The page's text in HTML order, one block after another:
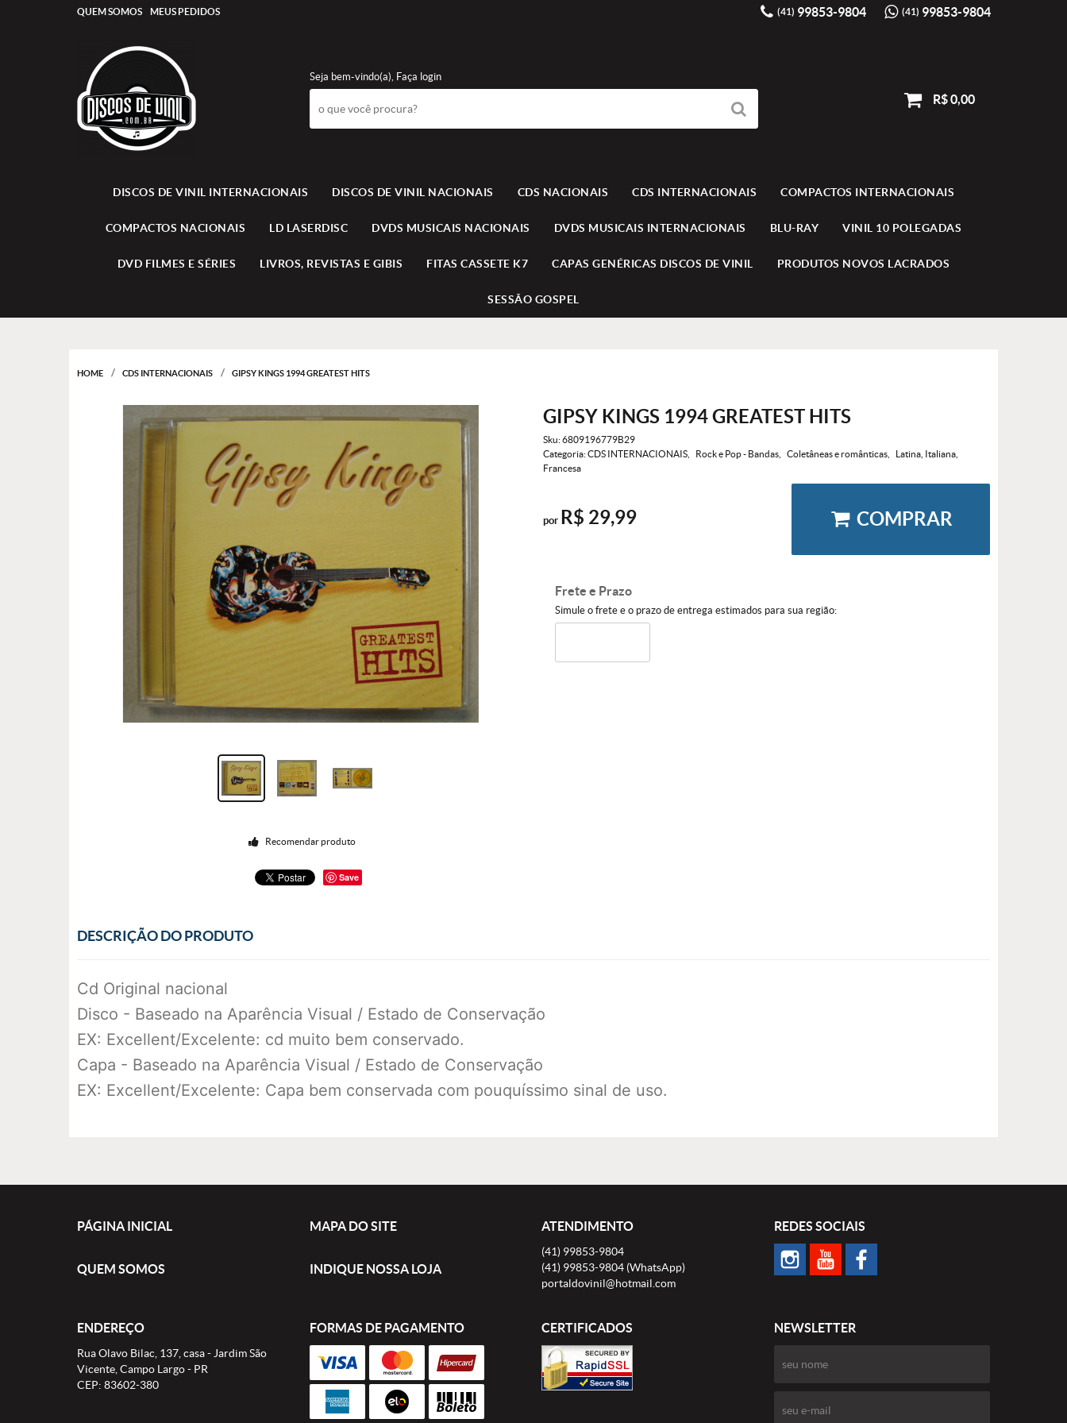
QUEM SOMOS MEUS PEDIDOS (41) 99853-9804 (41) 99853-9804
Seja bem-vindo(a), Faça login
R$ 0,00
DISCOS DE VINIL INTERNACIONAIS DISCOS DE VINIL NACIONAIS CDS NACIONAIS CDS INTERNACIONAIS COMPACTOS INTERNACIONAIS
COMPACTOS NACIONAIS LD LASERDISC DVDS MUSICAIS NACIONAIS DVDS MUSICAIS INTERNACIONAIS BLU-RAY VINIL 10 POLEGADAS
DVD FILMES E SÉRIES LIVROS, REVISTAS E GIBIS FITAS CASSETE K7 CAPAS GENÉRICAS DISCOS DE VINIL PRODUTOS NOVOS LACRADOS
SESSÃO GOSPEL
HOME CDS INTERNACIONAIS GIPSY KINGS 1994 GREATEST HITS
Recomendar produto
Save
GIPSY KINGS 1994 GREATEST HITS
Sku:6809196779B29
Categoria:CDS INTERNACIONAIS Rock e Pop - Bandas Coletâneas e românticas
Latina, Italiana,
Francesa
por R$ 29,99 COMPRAR
Frete e Prazo
Simule o frete e o prazo de entrega estimados para sua região:
DESCRIÇÃO DO PRODUTO
Cd Original nacional
Disco - Baseado na Aparência Visual / Estado de Conservação
EX: Excellent/Excelente: cd muito bem conservado.
Capa - Baseado na Aparência Visual / Estado de Conservação
EX: Excellent/Excelente: Capa bem conservada com pouquíssimo sinal de uso.
PÁGINA INICIAL MAPA DO SITE
QUEM SOMOS INDIQUE NOSSA LOJA
ATENDIMENTO
(41) 99853-9804
(41) 99853-9804 (WhatsApp)
portaldovinil@hotmail.com
REDES SOCIAIS
ENDEREÇO
Rua Olavo Bilac, 137, casa- Jardim São
Vicente, Campo Largo- PR
CEP: 83602-380
FORMAS DE PAGAMENTO CERTIFICADOS NEWSLETTER